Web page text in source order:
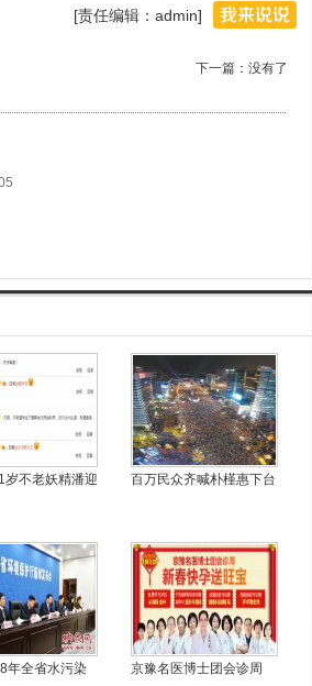
[责任编辑：admin]
下一篇：没有了
岁不老妖精潘迎 百万民众齐喊朴槿惠下台
年全省水污染
京豫名医博士团会诊周